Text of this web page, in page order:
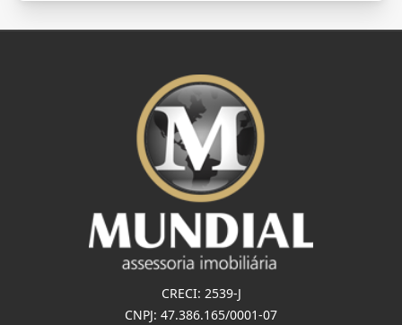
CRECI: 2539-J
CNPJ: 47.386.165/0001-07